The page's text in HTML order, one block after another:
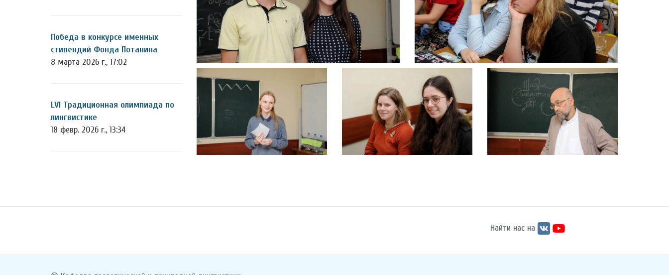
Победа в конкурсе именных
стипендий Фонда Потанина
8 марта 2026 г., 17:02
LVI Традиционная олимпиада по
лингвистике
18 февр. 2026 г., 13:34
Найти нас на